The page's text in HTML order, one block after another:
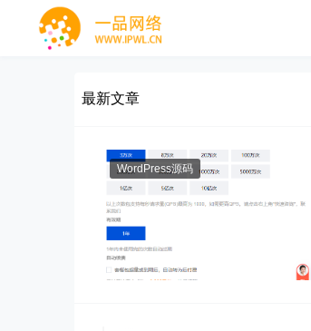
最新文章
WordPress源码